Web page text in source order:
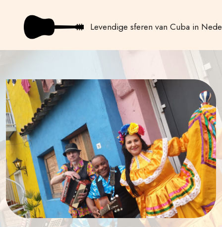
Levendige sferen van Cuba in